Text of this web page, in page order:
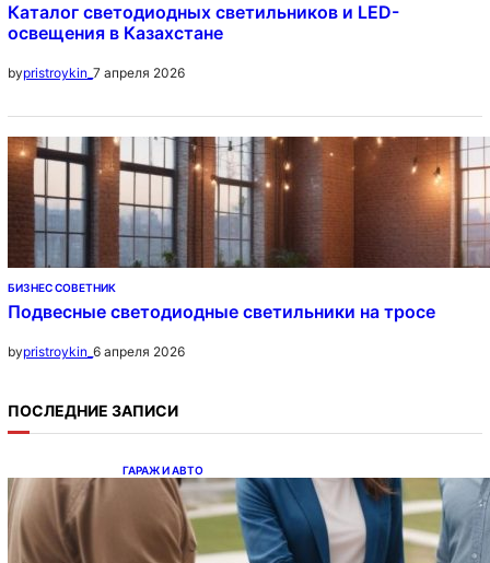
Каталог светодиодных светильников и LED-
освещения в Казахстане
bypristroykin_ 7 апреля 2026
БИЗНЕС СОВЕТНИК
Подвесные светодиодные светильники на тросе
bypristroykin_ 6 апреля 2026
ПОСЛЕДНИЕ ЗАПИСИ
ГАРАЖ И АВТО
Ипотека на новостройки при оформлении
напрямую у застройщика